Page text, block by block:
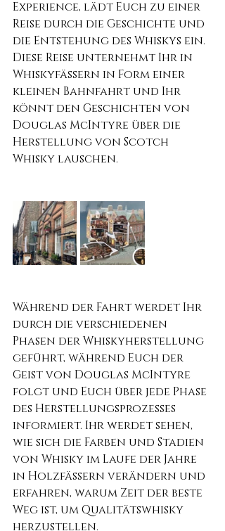
Experience, lädt Euch zu einer
Reise durch die Geschichte und
die Entstehung des Whiskys ein.
Diese Reise unternehmt Ihr in
Whiskyfässern in Form einer
kleinen Bahnfahrt und Ihr
könnt den Geschichten von
Douglas McIntyre über die
Herstellung von Scotch
Whisky lauschen.
Während der Fahrt werdet Ihr
durch die verschiedenen
Phasen der Whiskyherstellung
geführt, während Euch der
Geist von Douglas McIntyre
folgt und Euch über jede Phase
des Herstellungsprozesses
informiert. Ihr werdet sehen,
wie sich die Farben und Stadien
von Whisky im Laufe der Jahre
in Holzfässern verändern und
erfahren, warum Zeit der beste
Weg ist, um Qualitätswhisky
herzustellen.